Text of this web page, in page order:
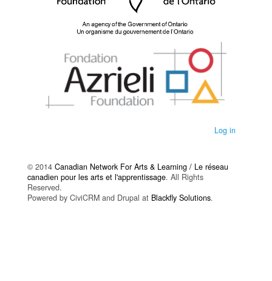
Log in
© 2014 Canadian Network For Arts & Learning / Le réseau
canadien pour les arts et l'apprentissage. All Rights
Reserved.
Powered by CiviCRM and Drupal at Blackfly Solutions.